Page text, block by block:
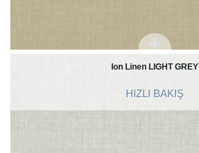
Ion Linen LIGHT GREY
HIZLI BAKIŞ